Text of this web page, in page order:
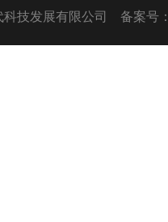
技发展有限公司 备案号